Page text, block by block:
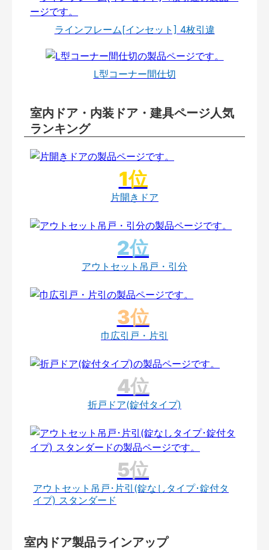
ラインフレーム[インセット] 4枚引違
L型コーナー間仕切
室内ドア・内装ドア・建具ページ人気
ランキング
片開きドア
アウトセット吊戸・引分
巾広引戸・片引
折戸ドア(錠付タイプ)
アウトセット吊戸･片引(錠なしタイプ･錠付タ
イプ) スタンダード
室内ドア製品ラインアップ